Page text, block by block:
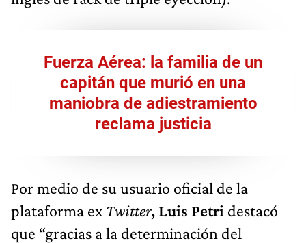
Fuerza Aérea: la familia de un
capitán que murió en una
maniobra de adiestramiento
reclama justicia
Por medio de su usuario oficial de la
plataforma ex Twitter, Luis Petri destacó
que “gracias a la determinación del